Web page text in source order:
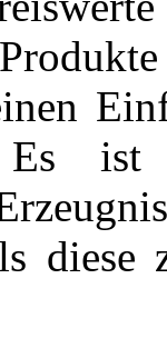
Es
diese